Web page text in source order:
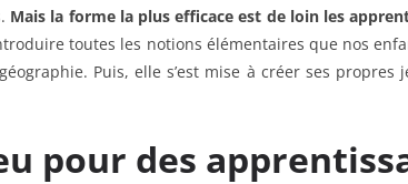
Mais la forme la plus efficace est de loin les
toutes les notions élémentaires que nos
Puis, elle s’est mise à créer ses
pour des